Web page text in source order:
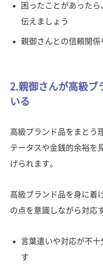
困ったことがあった
伝えましょう
親御さんとの信頼関
2.親御さんが高級ブ
いる
高級ブランド品をまとう
テータスや金銭的余裕を
げられます。
高級ブランド品を身に着
の点を意識しながら対応
言葉遣いや対応が不
す